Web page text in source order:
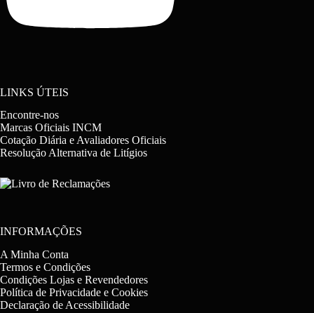
LINKS ÚTEIS
Encontre-nos
Marcas Oficiais INCM
Cotação Diária e Avaliadores Oficiais
Resolução Alternativa de Litígios
INFORMAÇÕES
A Minha Conta
Termos e Condições
Condições Lojas e Revendedores
Política de Privacidade e Cookies
Declaração de Acessibilidade